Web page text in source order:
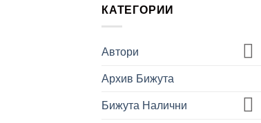
КАТЕГОРИИ
Автори
Архив Бижута
Бижута Налични